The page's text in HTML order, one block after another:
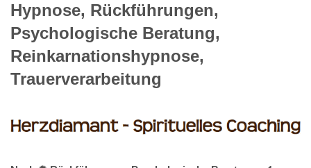
Hypnose, Rückführungen,
Psychologische Beratung,
Reinkarnationshypnose,
Trauerverarbeitung